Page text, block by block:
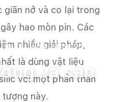
Tin thị trường và sản phẩm
và sản
giãn nở và co lại trong
hao mòn pin. Các
nhiều giải pháp,
là dùng vật liệu
với một phần than
này.